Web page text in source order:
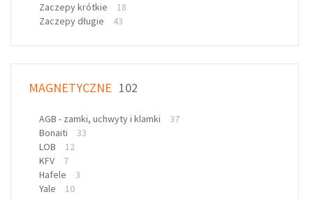
Zaczepy krótkie
18
Zaczepy długie
43
MAGNETYCZNE 102
AGB - zamki, uchwyty i klamki
37
Bonaiti
33
LOB
12
KFV
7
Hafele
3
Yale
10